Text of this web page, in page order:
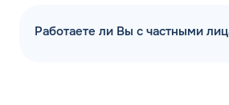
Работаете ли Вы с частными